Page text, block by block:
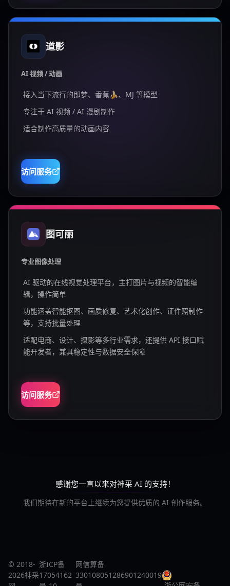
道影
AI 视频 / 动画
接入当下流行的即梦、香蕉🍌、MJ 等模型
专注于 AI 视频 / AI 漫剧制作
适合制作高质量的动画内容
访问服务
图可丽
专业图像处理
AI 驱动的在线视觉处理平台，主打图片与视频的智能编
辑，操作简单
功能涵盖智能抠图、画质修复、艺术化创作、证件照制作
等，支持批量处理
适配电商、设计、摄影等多行业需求，还提供 API 接口赋
能开发者，兼具稳定性与数据安全保障
访问服务
感谢您一直以来对神采 AI 的支持！
我们期待在新的平台上继续为您提供优质的 AI 创作服务。
© 2018-
2026神采
浙ICP备
17054162
网信算备
330108051286901240019